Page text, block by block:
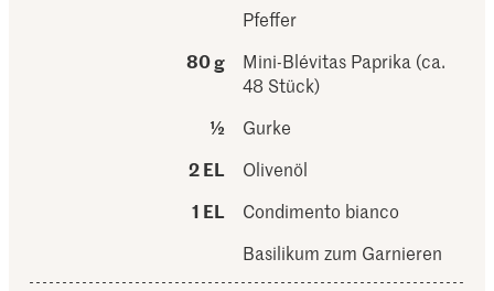
Pfeffer
80 g
Mini-Blévitas Paprika (ca.
48 Stück)
½
Gurke
2 EL
Olivenöl
1 EL
Condimento bianco
Basilikum zum Garnieren